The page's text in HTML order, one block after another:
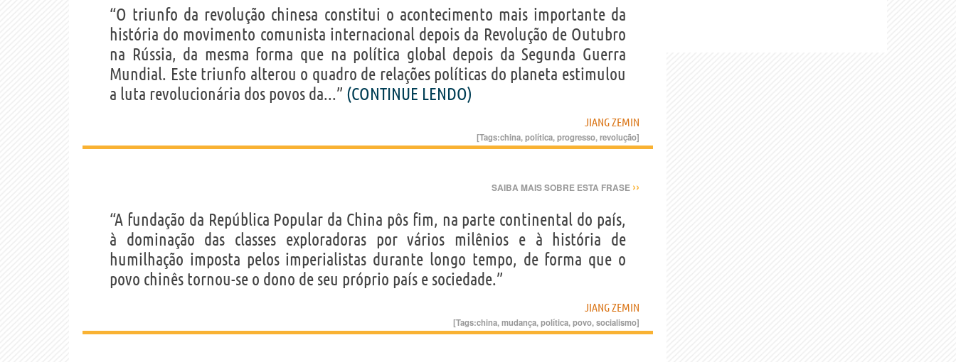
“O triunfo da revolução chinesa constitui o acontecimento mais importante da
história do movimento comunista internacional depois da Revolução de Outubro
na Rússia, da mesma forma que na política global depois da Segunda Guerra
Mundial. Este triunfo alterou o quadro de relações políticas do planeta estimulou
a luta revolucionária dos povos da...” (CONTINUE LENDO)
JIANG ZEMIN
[Tags:china,política,progresso,revolução]
SAIBA MAIS SOBRE ESTA FRASE ››
“A fundação da República Popular da China pôs fim, na parte continental do país,
à dominação das classes exploradoras por vários milênios e à história de
humilhação imposta pelos imperialistas durante longo tempo, de forma que o
povo chinês tornou-se o dono de seu próprio país e sociedade.”
JIANG ZEMIN
[Tags:china,mudança,política,povo,socialismo]